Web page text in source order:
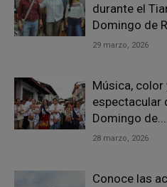
durante el
Domingo de
29 marzo, 2026
Música, color
espectacular
Domingo de...
28 marzo, 2026
Conoce las